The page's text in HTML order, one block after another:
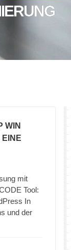
WIN
EINE
mit
Tool:
In
und der